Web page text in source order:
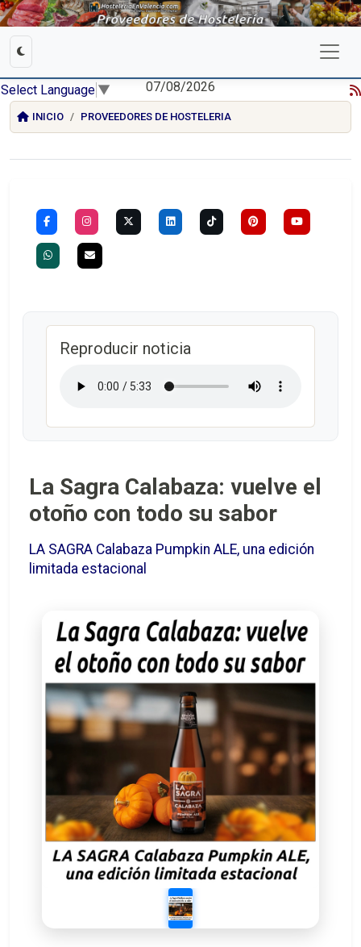
Select Language ▼ 07/08/2026
INICIO PROVEEDORES DE HOSTELERIA
Reproducir noticia
La Sagra Calabaza: vuelve el
otoño con todo su sabor
LA SAGRA Calabaza Pumpkin ALE, una edición
limitada estacional